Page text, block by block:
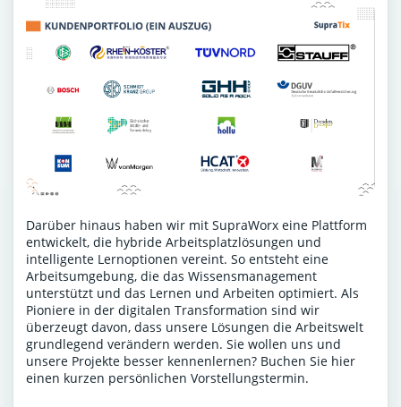
Darüber hinaus haben wir mit SupraWorx eine Plattform
entwickelt, die hybride Arbeitsplatzlösungen und
intelligente Lernoptionen vereint. So entsteht eine
Arbeitsumgebung, die das Wissensmanagement
unterstützt und das Lernen und Arbeiten optimiert. Als
Pioniere in der digitalen Transformation sind wir
überzeugt davon, dass unsere Lösungen die Arbeitswelt
grundlegend verändern werden. Sie wollen uns und
unsere Projekte besser kennenlernen? Buchen Sie hier
einen kurzen persönlichen Vorstellungstermin.